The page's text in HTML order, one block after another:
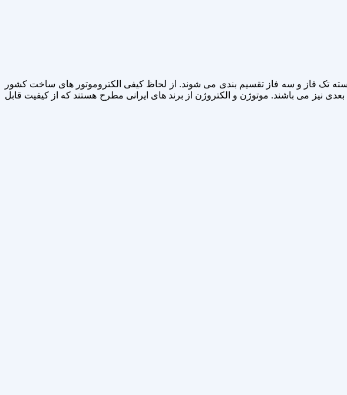
تک فاز و سه فاز تقسیم بندی می شوند. از لحاظ کیفی الکتروموتور های ساخت کشور
بعدی نیز می باشند. موتوژن و الکتروژن از برند های ایرانی مطرح هستند که از کیفیت قابل